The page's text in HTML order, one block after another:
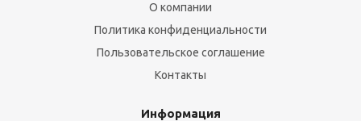
О компании
Политика конфиденциальности
Пользовательское соглашение
Контакты
Информация